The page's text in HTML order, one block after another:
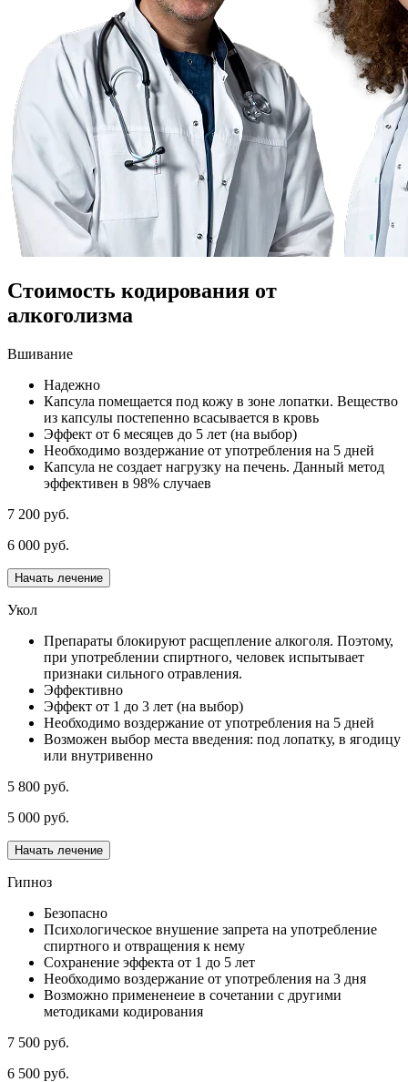
Стоимость кодирования от
алкоголизма
Вшивание
Надежно
Капсула помещается под кожу в зоне лопатки. Вещество
из капсулы постепенно всасывается в кровь
Эффект от 6 месяцев до 5 лет (на выбор)
Необходимо воздержание от употребления на 5 дней
Капсула не создает нагрузку на печень. Данный метод
эффективен в 98% случаев
7 200 руб.
6 000 руб.
Начать лечение
Укол
Препараты блокируют расщепление алкоголя. Поэтому,
при употреблении спиртного, человек испытывает
признаки сильного отравления.
Эффективно
Эффект от 1 до 3 лет (на выбор)
Необходимо воздержание от употребления на 5 дней
Возможен выбор места введения: под лопатку, в ягодицу
или внутривенно
5 800 руб.
5 000 руб.
Начать лечение
Гипноз
Безопасно
Психологическое внушение запрета на употребление
спиртного и отвращения к нему
Сохранение эффекта от 1 до 5 лет
Необходимо воздержание от употребления на 3 дня
Возможно примененеие в сочетании с другими
методиками кодирования
7 500 руб.
6 500 руб.